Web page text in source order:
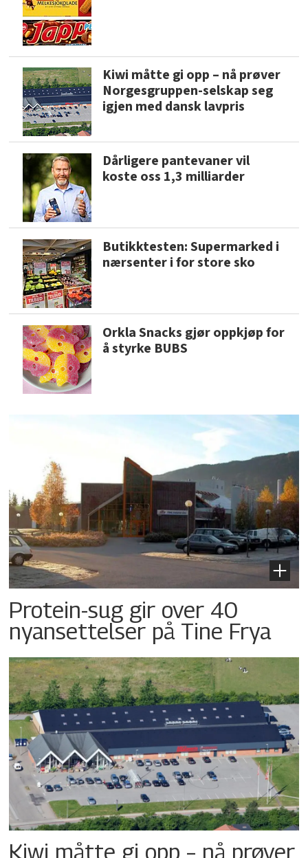
Kiwi måtte gi opp – nå prøver
Norgesgruppen-selskap seg
igjen med dansk lavpris
Dårligere pantevaner vil
koste oss 1,3 milliarder
Butikktesten: Supermarked i
nærsenter i for store sko
Orkla Snacks gjør oppkjøp for
å styrke BUBS
Protein-sug gir over 40
nyansettelser på Tine Frya
Kiwi måtte gi opp – nå prøver